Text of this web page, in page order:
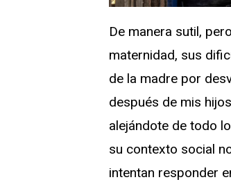
De manera sutil,
maternidad, sus
de la madre por
después de mis
alejándote de todo
su contexto social
intentan responder